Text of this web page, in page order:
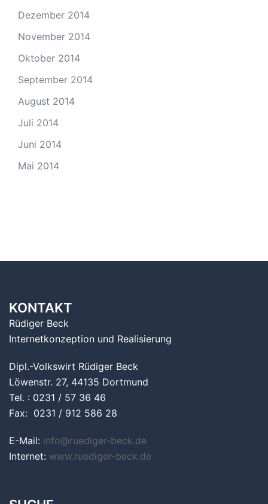
Dezember 2014
November 2014
Oktober 2014
September 2014
August 2014
Juli 2014
Juni 2014
Mai 2014
KONTAKT
Rüdiger Beck
Internetkonzeption und Realisierung
Dipl.-Volkswirt Rüdiger Beck
Löwenstr. 27, 44135 Dortmund
Tel. : 0231 / 57 36 46
Fax: 0231 / 912 586 28
E-Mail: info@ruediger-beck.de
Internet: www.ruediger-beck.de